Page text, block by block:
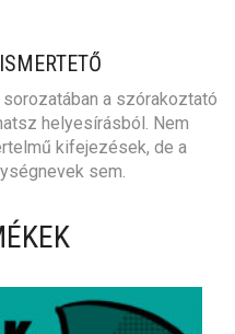
a szórakoztató
helyesírásból. Nem
kifejezések, de a
sem.